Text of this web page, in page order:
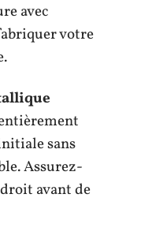
avec
votre
sans
Assurez-
avant de